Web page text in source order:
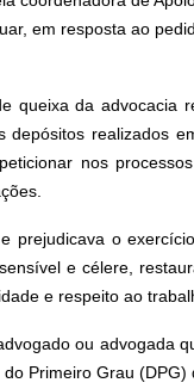
em resposta ao
queixa da
depósitos realizados
nos
prejudicava o
e célere,
e respeito ao
ou advogada
Primeiro Grau